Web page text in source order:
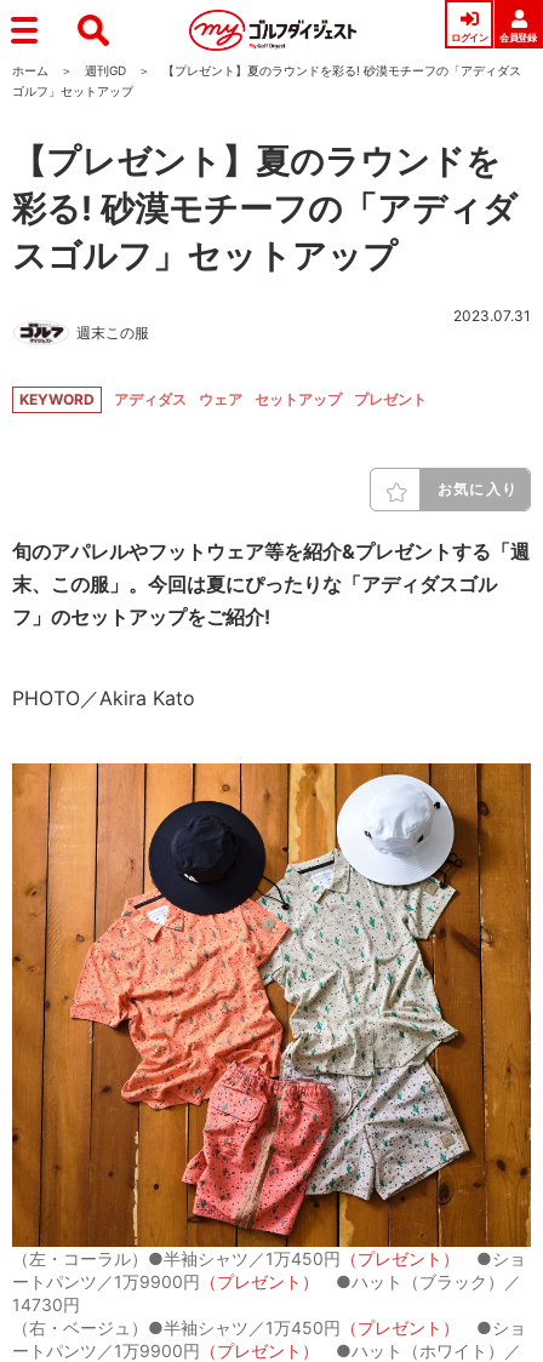
ログイン 会員登録
ホーム 週刊GD
【プレゼント】夏のラウンドを彩る! 砂漠モチーフの「アディダス
ゴルフ」セットアップ
【プレゼント】夏のラウンドを
彩る! 砂漠モチーフの「アディダ
スゴルフ」セットアップ
週末この服
2023.07.31
KEYWORD アディダス ウェア セットアップ プレゼント
お気に入り
旬のアパレルやフットウェア等を紹介&プレゼントする「週
末、この服」。 今回は夏にぴったりな「アディダスゴル
フ」のセットアップをご紹介!
PHOTO／Akira Kato
（左・コーラル）●半袖シャツ／1万450円 （プレゼント）
●ショ
ートパンツ／1万9900円 （プレゼント）
●ハット（ブラック）／
14730円
（右・ベージュ）●半袖シャツ／1万450円 （プレゼント）
●ショ
ートパンツ／1万9900円 （プレゼント）
●ハット（ホワイト）／